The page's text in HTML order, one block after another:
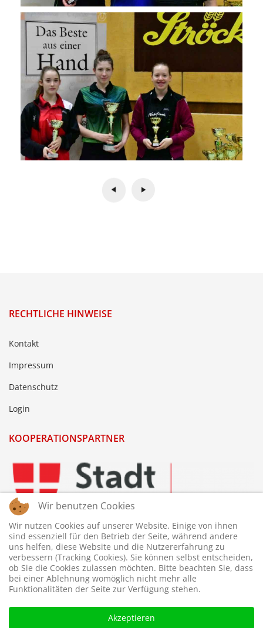
RECHTLICHE HINWEISE
Kontakt
Impressum
Datenschutz
Login
KOOPERATIONSPARTNER
Wir benutzen Cookies
Wir nutzen Cookies auf unserer Website. Einige von ihnen
sind essenziell für den Betrieb der Seite, während andere
uns helfen, diese Website und die Nutzererfahrung zu
verbessern (Tracking Cookies). Sie können selbst entscheiden,
ob Sie die Cookies zulassen möchten. Bitte beachten Sie, dass
bei einer Ablehnung womöglich nicht mehr alle
Funktionalitäten der Seite zur Verfügung stehen.
Akzeptieren